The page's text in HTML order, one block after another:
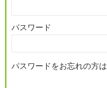
パスワード
パスワードをお忘れの方は